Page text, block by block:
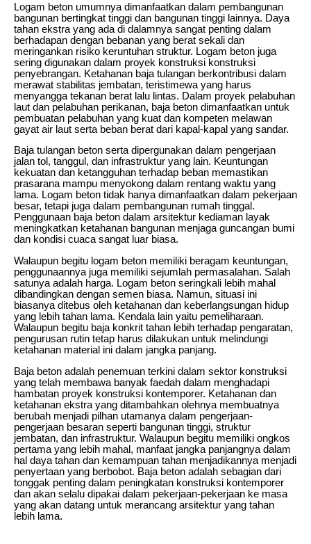
Logam beton umumnya dimanfaatkan dalam pembangunan
bangunan bertingkat tinggi dan bangunan tinggi lainnya. Daya
tahan ekstra yang ada di dalamnya sangat penting dalam
berhadapan dengan bebanan yang berat sekali dan
meringankan risiko keruntuhan struktur. Logam beton juga
sering digunakan dalam proyek konstruksi konstruksi
penyebrangan. Ketahanan baja tulangan berkontribusi dalam
merawat stabilitas jembatan, teristimewa yang harus
menyangga tekanan berat lalu lintas. Dalam proyek pelabuhan
laut dan pelabuhan perikanan, baja beton dimanfaatkan untuk
pembuatan pelabuhan yang kuat dan kompeten melawan
gayat air laut serta beban berat dari kapal-kapal yang sandar.
Baja tulangan beton serta dipergunakan dalam pengerjaan
jalan tol, tanggul, dan infrastruktur yang lain. Keuntungan
kekuatan dan ketangguhan terhadap beban memastikan
prasarana mampu menyokong dalam rentang waktu yang
lama. Logam beton tidak hanya dimanfaatkan dalam pekerjaan
besar, tetapi juga dalam pembangunan rumah tinggal.
Penggunaan baja beton dalam arsitektur kediaman layak
meningkatkan ketahanan bangunan menjaga guncangan bumi
dan kondisi cuaca sangat luar biasa.
Walaupun begitu logam beton memiliki beragam keuntungan,
penggunaannya juga memiliki sejumlah permasalahan. Salah
satunya adalah harga. Logam beton seringkali lebih mahal
dibandingkan dengan semen biasa. Namun, situasi ini
biasanya ditebus oleh ketahanan dan keberlangsungan hidup
yang lebih tahan lama. Kendala lain yaitu pemeliharaan.
Walaupun begitu baja konkrit tahan lebih terhadap pengaratan,
pengurusan rutin tetap harus dilakukan untuk melindungi
ketahanan material ini dalam jangka panjang.
Baja beton adalah penemuan terkini dalam sektor konstruksi
yang telah membawa banyak faedah dalam menghadapi
hambatan proyek konstruksi kontemporer. Ketahanan dan
ketahanan ekstra yang ditambahkan olehnya membuatnya
berubah menjadi pilhan utamanya dalam pengerjaan-
pengerjaan besaran seperti bangunan tinggi, struktur
jembatan, dan infrastruktur. Walaupun begitu memiliki ongkos
pertama yang lebih mahal, manfaat jangka panjangnya dalam
hal daya tahan dan kemampuan tahan menjadikannya menjadi
penyertaan yang berbobot. Baja beton adalah sebagian dari
tonggak penting dalam peningkatan konstruksi kontemporer
dan akan selalu dipakai dalam pekerjaan-pekerjaan ke masa
yang akan datang untuk merancang arsitektur yang tahan
lebih lama.